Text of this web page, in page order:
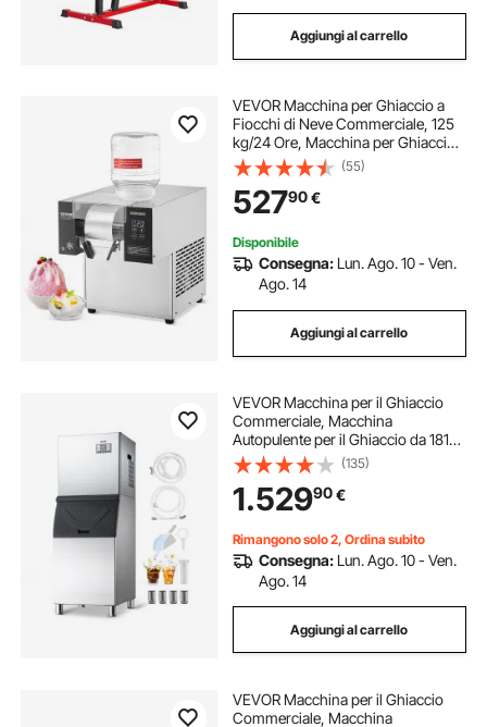
Aggiungi al carrello
VEVOR Macchina per Ghiaccio a
Fiocchi di Neve Commerciale, 125
kg/24 Ore, Macchina per Ghiaccio
Tritato in Acciaio Inox, Sistema di
Raffreddamento ad Aria per
Dissipazione Calore, per Panetteria,
Bar
(55)
52790€
Disponibile
Consegna: Lun. Ago. 10 - Ven.
Ago. 14
Aggiungi al carrello
VEVOR Macchina per il Ghiaccio
Commerciale, Macchina
Autopulente per il Ghiaccio da 181
kg 24 Ore con Contenitore di
Stoccaggio in Acciaio Inox da 136
kg, con Touchscreen per Bar,
Caffetteria
(135)
1.52990€
Rimangono solo 2, Ordina subito
Consegna: Lun. Ago. 10 - Ven.
Ago. 14
Aggiungi al carrello
VEVOR Macchina per il Ghiaccio
Commerciale, Macchina